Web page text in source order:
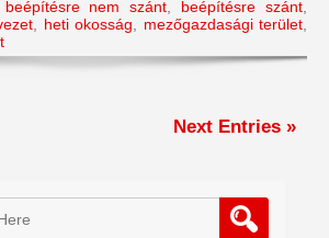
beépítésre nem szánt, beépítésre szánt,
, heti okosság, mezőgazdasági terület,
Next Entries »